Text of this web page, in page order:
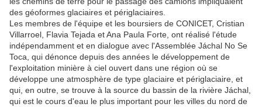
des géoformes glaciaires et périglaciaires.
Les membres de l'équipe et les boursiers de CONICET, Cristian
Villarroel, Flavia Tejada et Ana Paula Forte, ont réalisé l'étude
indépendamment et en dialogue avec l'Assemblée Jáchal No Se
Toca, qui dénonce depuis des années le développement de
l'exploitation minière à ciel ouvert dans une région où se
développe une atmosphère de type glaciaire et périglaciaire, et
qui, en outre, se trouve à la source du bassin de la rivière Jáchal,
qui est le cours d'eau le plus important pour les villes du nord de